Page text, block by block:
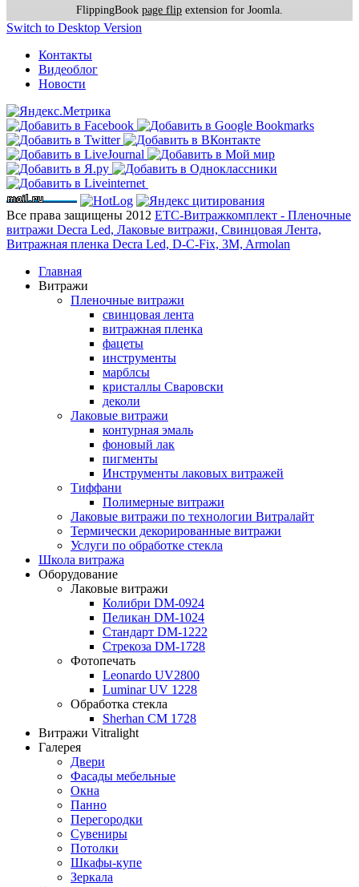
FlippingBook page flip extension for Joomla.
Switch to Desktop Version
Контакты
Видеоблог
Новости
Все права защищены 2012 ЕТС-Витражкомплект - Пленочные
витражи Decra Led, Лаковые витражи, Свинцовая Лента,
Витражная пленка Decra Led, D-C-Fix, 3M, Armolan
Главная
Витражи
Пленочные витражи
свинцовая лента
витражная пленка
фацеты
инструменты
марблсы
кристаллы Сваровски
деколи
Лаковые витражи
контурная эмаль
фоновый лак
пигменты
Инструменты лаковых витражей
Тиффани
Полимерные витражи
Лаковые витражи по технологии Витралайт
Термически декорированные витражи
Услуги по обработке стекла
Школа витража
Оборудование
Лаковые витражи
Колибри DM-0924
Пеликан DM-1024
Стандарт DM-1222
Стрекоза DM-1728
Фотопечать
Leonardo UV2800
Luminar UV 1228
Обработка стекла
Sherhan CM 1728
Витражи Vitralight
Галерея
Двери
Фасады мебельные
Окна
Панно
Перегородки
Сувениры
Потолки
Шкафы-купе
Зеркала